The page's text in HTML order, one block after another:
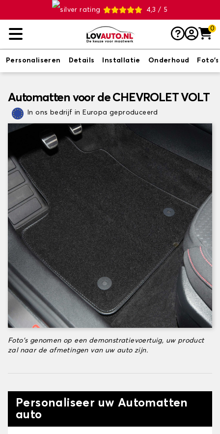
4,3 / 5
0
Personaliseren Details Installatie Onderhoud Foto's
Automatten voor de CHEVROLET VOLT
In ons bedrijf in Europa geproduceerd
Foto's genomen op een demonstratievoertuig, uw product
zal naar de afmetingen van uw auto zijn.
Personaliseer uw Automatten
auto